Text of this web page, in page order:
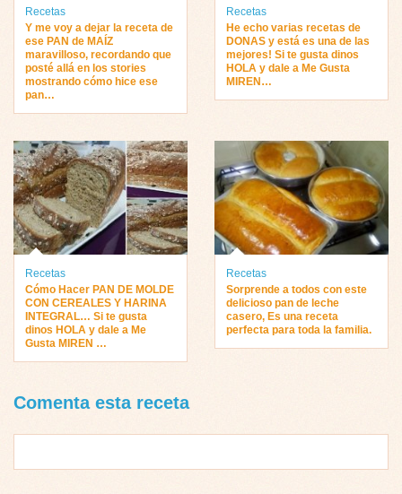
Recetas
Y me voy a dejar la receta de
ese PAN de MAÍZ
maravilloso, recordando que
posté allá en los stories
mostrando cómo hice ese
pan…
Recetas
He echo varias recetas de
DONAS y está es una de las
mejores! Si te gusta dinos
HOLA y dale a Me Gusta
MIREN…
Recetas
Cómo Hacer PAN DE MOLDE
CON CEREALES Y HARINA
INTEGRAL… Si te gusta
dinos HOLA y dale a Me
Gusta MIREN …
Recetas
Sorprende a todos con este
delicioso pan de leche
casero, Es una receta
perfecta para toda la familia.
Comenta esta receta